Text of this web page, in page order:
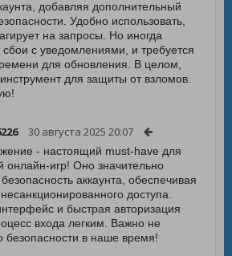
добавляя дополнительный
Удобно использовать,
на запросы. Но иногда
сбои с уведомлениями, и требуется
для обновления. В целом,
для защиты от взломов.
30 августа 2025 20:07
- настоящий must-have для
онлайн-игр! Оно значительно
аккаунта, обеспечивая
доступа.
и быстрая авторизация
входа легким. Важно не
безопасности в наше время!